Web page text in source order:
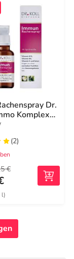
Dr.
Komplex
(2)
€
l)